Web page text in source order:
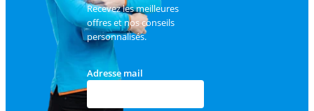
Recevez les meilleures
offres et nos conseils
personnalisés.
Adresse mail